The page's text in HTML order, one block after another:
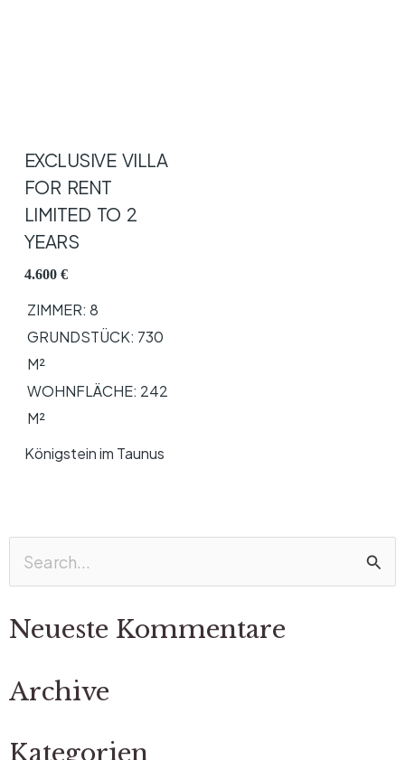
EXCLUSIVE VILLA
FOR RENT
LIMITED TO 2
YEARS
4.600 €
ZIMMER:8
GRUNDSTÜCK: 730
M²
WOHNFLÄCHE: 242
M²
Königstein im Taunus
Suchen
nach:
Neueste Kommentare
Archive
Kategorien